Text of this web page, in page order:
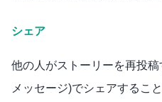
シェア
他の人がストーリーを再投
メッセージ)でシェアするこ